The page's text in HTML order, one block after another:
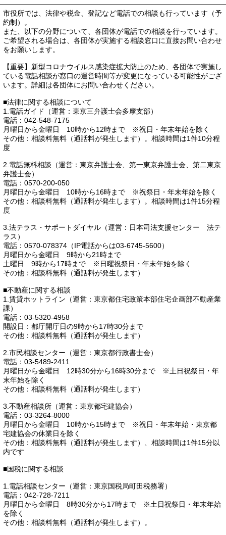
市役所では、法律や税金、登記など電話での相談も行っています（予
約制）。
また、以下の分野について、各団体が電話での相談を行っています。
ご希望される場合は、各団体が実施する相談窓口に直接お問い合わせ
をお願いします。
【重要】新型コロナウイルス感染症拡大防止のため、各団体で実施し
ている電話相談が窓口の運営時間等が変更になっている可能性がござ
います。詳細は各団体にお問い合わせください。
■法律に関する相談について
1.電話ガイド（運営：東京三弁護士会多摩支部）
電話：042-548-7175
月曜日から金曜日 10時から12時まで ※祝日・年末年始を除く
その他：相談料無料（通話料が発生します）。相談時間は1件10分程
度
2.電話無料相談（運営：東京弁護士会、第一東京弁護士会、第二東京
弁護士会）
電話：0570-200-050
月曜日から金曜日 10時から16時まで ※祝祭日・年末年始を除く
その他：相談料無料（通話料が発生します）。相談時間は1件15分程
度
3.法テラス・サポートダイヤル（運営：日本司法支援センター 法テ
ラス）
電話：0570-078374（IP電話からは03-6745-5600）
月曜日から金曜日 9時から21時まで
土曜日 9時から17時まで ※日曜祝祭日・年末年始を除く
その他：相談料無料（通話料が発生します）
■不動産に関する相談
1.賃貸ホットライン（運営：東京都住宅政策本部住宅企画部不動産業
課）
電話：03-5320-4958
開設日：都庁開庁日の9時から17時30分まで
その他：相談料無料（通話料が発生します）
2.市民相談センター（運営：東京都行政書士会）
電話：03-5489-2411
月曜日から金曜日 12時30分から16時30分まで ※土日祝祭日・年
末年始を除く
その他：相談料無料（通話料が発生します）
3.不動産相談所（運営：東京都宅建協会）
電話：03-3264-8000
月曜日から金曜日 10時から15時まで ※祝日・年末年始・東京都
宅建協会の休業日を除く
その他：相談料無料（通話料が発生します）、相談時間は1件15分以
内です
■国税に関する相談
1.電話相談センター（運営：東京国税局町田税務署）
電話：042-728-7211
月曜日から金曜日 8時30分から17時まで ※土日祝祭日・年末年始
を除く
その他：相談料無料（通話料が発生します）。